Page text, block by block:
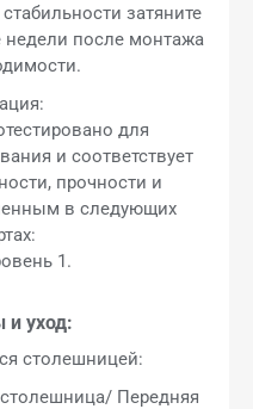
затяните
после монтажа
для
и соответствует
прочности и
в следующих
1.
и уход:
столешницей:
Передняя